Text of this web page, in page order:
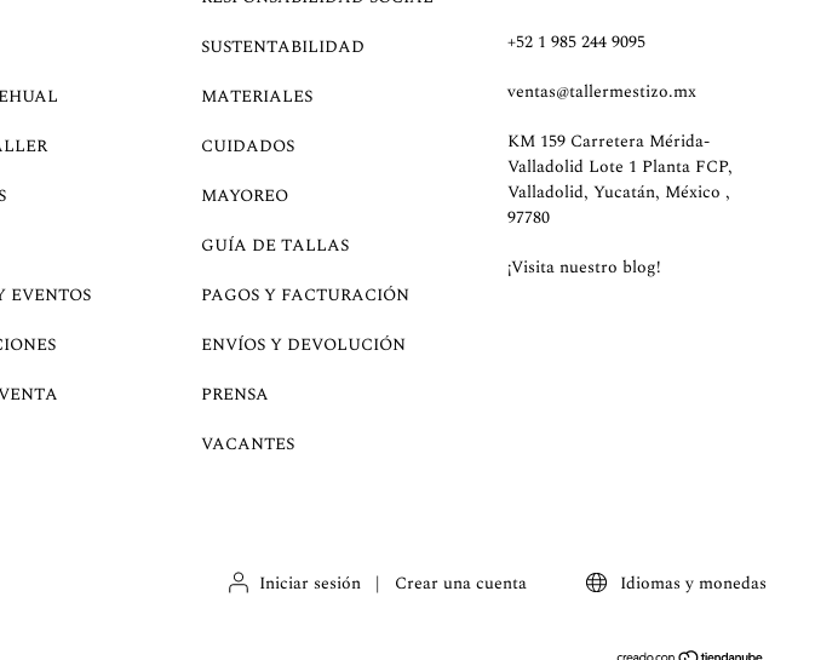
EVENTOS
SUSTENTABILIDAD
MATERIALES
CUIDADOS
MAYOREO
GUÍA DE TALLAS
PAGOS Y FACTURACIÓN
ENVÍOS Y DEVOLUCIÓN
PRENSA
VACANTES
+52 1 985 244 9095
ventas@tallermestizo.mx
KM 159 Carretera Mérida-
Valladolid Lote 1 Planta FCP,
Valladolid, Yucatán, México ,
97780
¡Visita nuestro blog!
Iniciar sesión | Crear una cuenta Idiomas y monedas